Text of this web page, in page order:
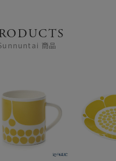
商品